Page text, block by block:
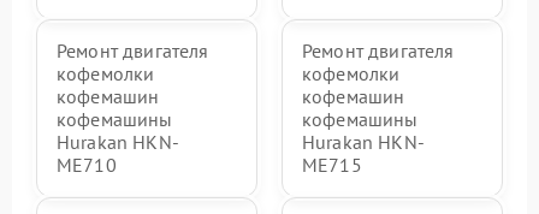
Ремонт двигателя
кофемолки
кофемашин
кофемашины
Hurakan HKN-
ME710
Ремонт двигателя
кофемолки
кофемашин
кофемашины
Hurakan HKN-
ME715